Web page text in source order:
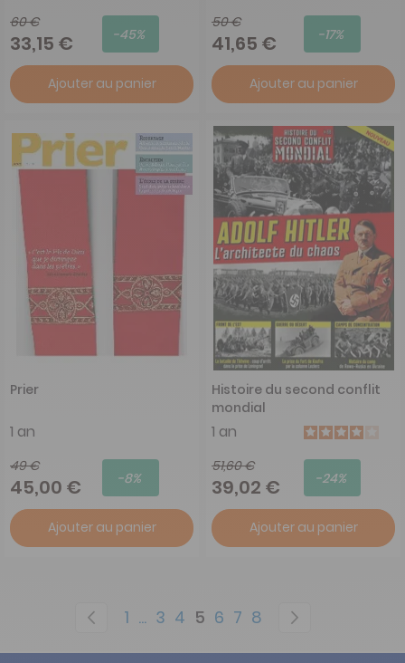
60 €
33,15 € -45%
Ajouter au panier
50 €
41,65 € -17%
Ajouter au panier
Prier
1 an
49 €
45,00 € -8%
Ajouter au panier
Histoire du second conflit
mondial
1 an
51,60 €
39,02 € -24%
Ajouter au panier
Page Page
Précédent
Page
1 ... Page
3 Page
4 You're currently reading
5 Page
6 Page
7 Page
8